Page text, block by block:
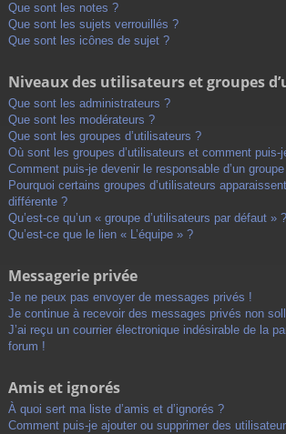
Que sont les notes ?
Que sont les sujets verrouillés ?
Que sont les icônes de sujet ?
Niveaux des utilisateurs et groupes
Que sont les administrateurs ?
Que sont les modérateurs ?
Que sont les groupes d’utilisateurs ?
Où sont les groupes d’utilisateurs et comment puis-
Comment puis-je devenir le responsable d’un
Pourquoi certains groupes d’utilisateurs
différente ?
Qu’est-ce qu’un « groupe d’utilisateurs par défaut » ?
Qu’est-ce que le lien « L’équipe » ?
Messagerie privée
Je ne peux pas envoyer de messages privés !
Je continue à recevoir des messages privés non
J’ai reçu un courrier électronique indésirable de la
forum !
Amis et ignorés
À quoi sert ma liste d’amis et d’ignorés ?
Comment puis-je ajouter ou supprimer des